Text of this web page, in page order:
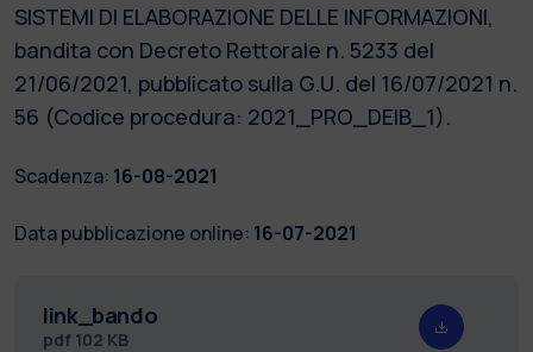
SISTEMI DI ELABORAZIONE DELLE INFORMAZIONI,
bandita con Decreto Rettorale n. 5233 del
21/06/2021, pubblicato sulla G.U. del 16/07/2021 n.
56 (Codice procedura: 2021_PRO_DEIB_1).
Scadenza: 16-08-2021
Data pubblicazione online: 16-07-2021
link_bando
pdf 102 KB